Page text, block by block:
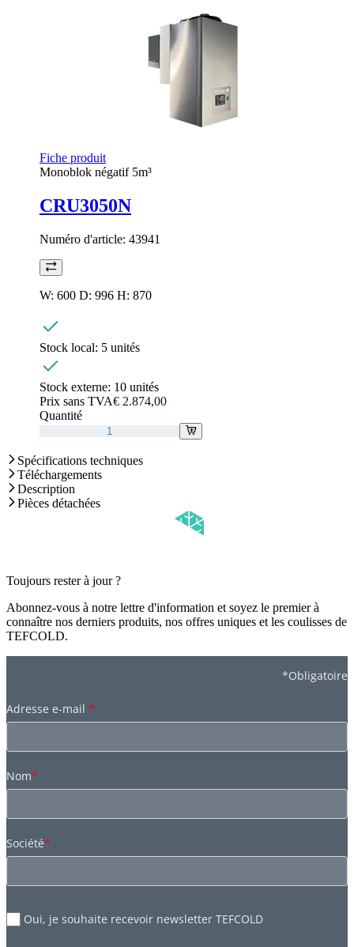
Fiche produit
Monoblok négatif 5m³
CRU3050N
Numéro d'article: 43941
W: 600 D: 996 H: 870
Stock local: 5 unités
Stock externe: 10 unités
Prix sans TVA€ 2.874,00
Quantité
Spécifications techniques
Téléchargements
Description
Pièces détachées
Toujours rester à jour ?
Abonnez-vous à notre lettre d'information et soyez le premier à
connaître nos derniers produits, nos offres uniques et les coulisses de
TEFCOLD.
*Obligatoire
Adresse e-mail *
Nom*
Société*
Oui, je souhaite recevoir newsletter TEFCOLD